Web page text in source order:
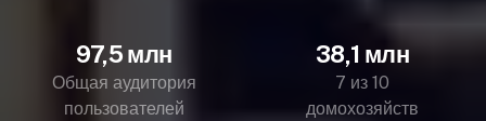
97,5 млн
Общая аудитория
пользователей
38,1 млн
7 из 10
домохозяйств